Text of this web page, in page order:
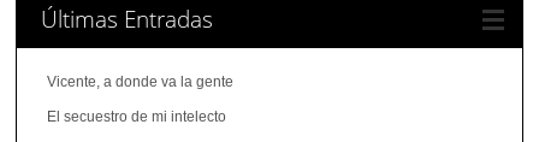
Últimas Entradas
Vicente, a donde va la gente
El secuestro de mi intelecto